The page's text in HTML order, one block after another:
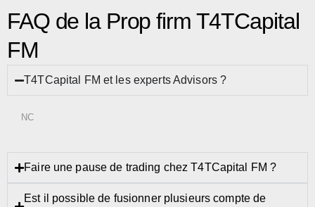
FAQ de la Prop firm T4TCapital
FM
T4TCapital FM et les experts Advisors ?
NC
Faire une pause de trading chez T4TCapital FM ?
Est il possible de fusionner plusieurs compte de